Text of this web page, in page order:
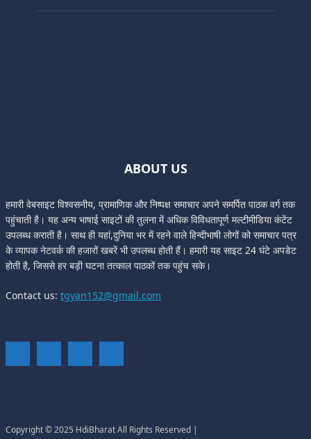
ABOUT US
हमारी वेबसाइट विश्वसनीय, प्रामाणिक और निष्पक्ष समाचार अपने समर्पित पाठक वर्ग तक
पहुंचाती है। यह अन्य भाषाई साइटों की तुलना में अधिक विविधतापूर्ण मल्टीमीडिया कंटेंट
उपलब्ध कराती है। साथ ही यहां,दुनिया भर में रहने वाले हिन्दीभाषी लोगों को समाचार पत्र
के व्यापक नेटवर्क की हजारों खबरें भी उपलब्ध होती हैं। हमारी यह साइट 24 घंटे अपडेट
होती है, जिससे हर बड़ी घटना तत्काल पाठकों तक पहुंच सके।
Contact us: tgyan152@gmail.com
Copyright © 2025 HdiBharat All Rights Reserved |